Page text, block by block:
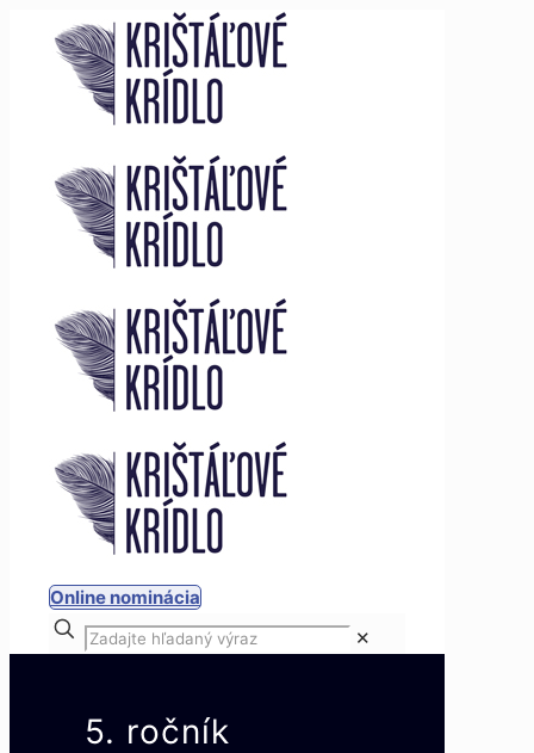
Online nominácia
✕
5. ročník